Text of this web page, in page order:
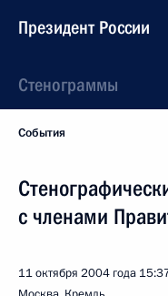
Президент России
Стенограммы
События
с членами
11 октября 2004 года